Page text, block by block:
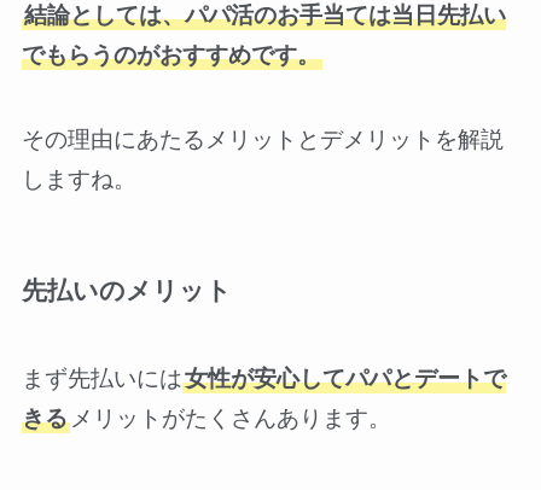
結論としては、パパ活のお手当ては当日先払い
でもらうのがおすすめです。
その理由にあたるメリットとデメリットを解説
しますね。
先払いのメリット
まず先払いには女性が安心してパパとデートで
きるメリットがたくさんあります。